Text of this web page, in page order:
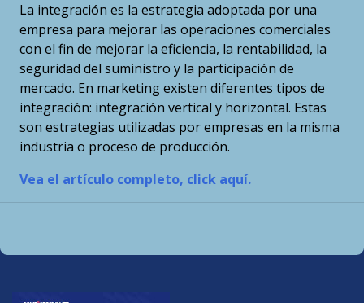
La integración es la estrategia adoptada por una
empresa para mejorar las operaciones comerciales
con el fin de mejorar la eficiencia, la rentabilidad, la
seguridad del suministro y la participación de
mercado. En marketing existen diferentes tipos de
integración: integración vertical y horizontal. Estas
son estrategias utilizadas por empresas en la misma
industria o proceso de producción.
Vea el artículo completo, click aquí.